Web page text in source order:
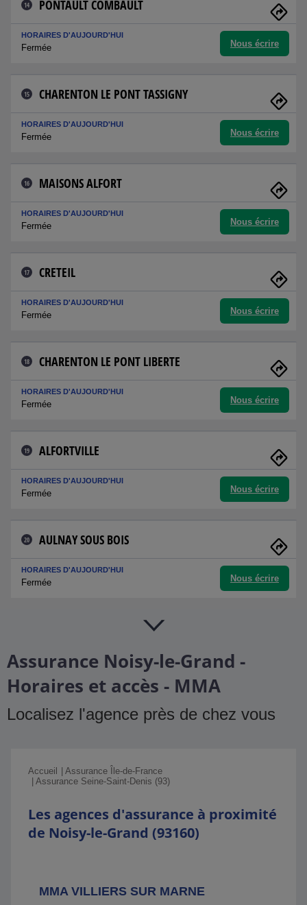
14 PONTAULT COMBAULT
HORAIRES D'AUJOURD'HUI
Fermée Nous écrire
15 CHARENTON LE PONT TASSIGNY
HORAIRES D'AUJOURD'HUI
Fermée Nous écrire
16 MAISONS ALFORT
HORAIRES D'AUJOURD'HUI
Fermée Nous écrire
17 CRETEIL
HORAIRES D'AUJOURD'HUI
Fermée Nous écrire
18 CHARENTON LE PONT LIBERTE
HORAIRES D'AUJOURD'HUI
Fermée Nous écrire
19 ALFORTVILLE
HORAIRES D'AUJOURD'HUI
Fermée Nous écrire
20 AULNAY SOUS BOIS
HORAIRES D'AUJOURD'HUI
Fermée Nous écrire
Assurance Noisy-le-Grand -
Horaires et accès - MMA
Localisez l'agence près de chez vous
Accueil
Assurance Île-de-France
Assurance Seine-Saint-Denis (93)
Les agences d'assurance à proximité
de Noisy-le-Grand (93160)
MMA VILLIERS SUR MARNE